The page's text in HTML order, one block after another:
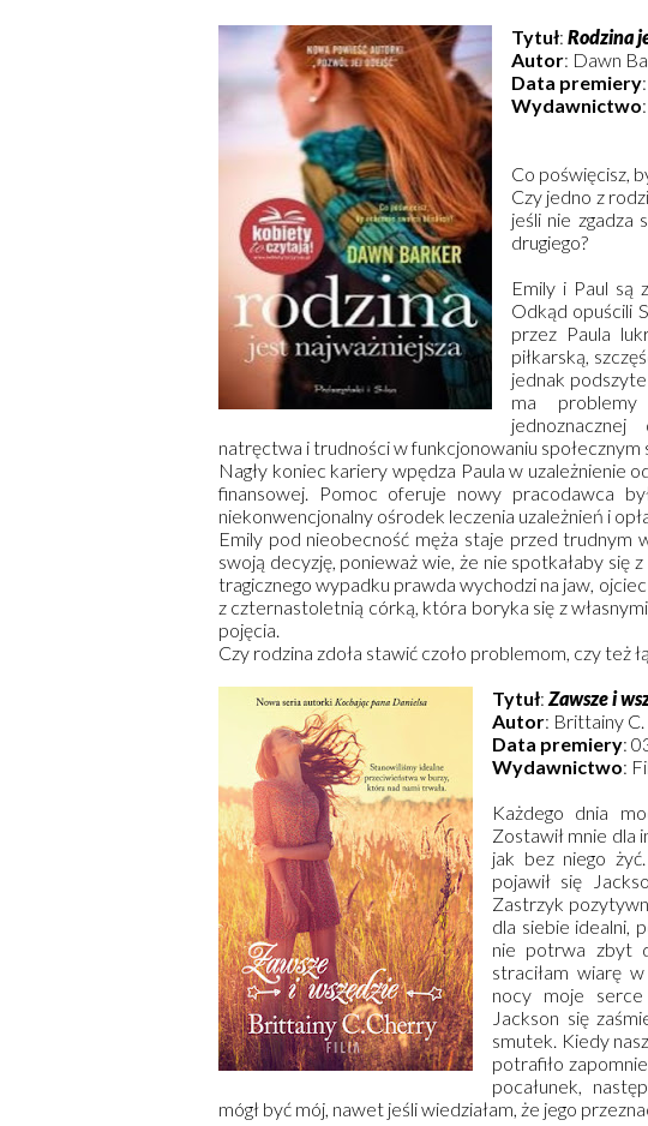
Tytuł: Rodzina
Autor: Dawn
Data premiery
Wydawnictwo
Co poświęcisz,
Czy jedno z
jeśli nie zgadza
drugiego?
Emily i Paul są
Odkąd opuścili
przez Paula
piłkarską,
jednak
ma
natręctwa i trudności w funkcjonowaniu społecznym
Nagły koniec kariery wpędza Paula w uzależnienie
finansowej. Pomoc oferuje nowy pracodawca
niekonwencjonalny ośrodek leczenia uzależnień i
Emily pod nieobecność męża staje przed
swoją decyzję, ponieważ wie, że nie spotkałaby się
tragicznego wypadku prawda wychodzi na jaw,
z czternastoletnią córką, która boryka się z
pojęcia.
Czy rodzina zdoła stawić czoło problemom, czy też
Tytuł: Zawsze i
Autor: Brittainy
Data premiery:
Wydawnictwo:
Każdego dnia
Zostawił mnie dla
jak bez niego
pojawił się
Zastrzyk
dla siebie idealni,
nie potrwa zbyt
straciłam wiarę
nocy moje serce
Jackson się
smutek. Kiedy
potrafiło
pocałunek,
mógł być mój, nawet jeśli wiedziałam, że jego